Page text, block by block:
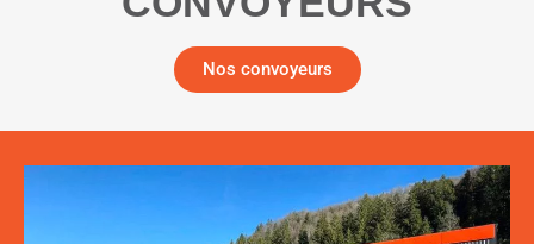
Nos convoyeurs